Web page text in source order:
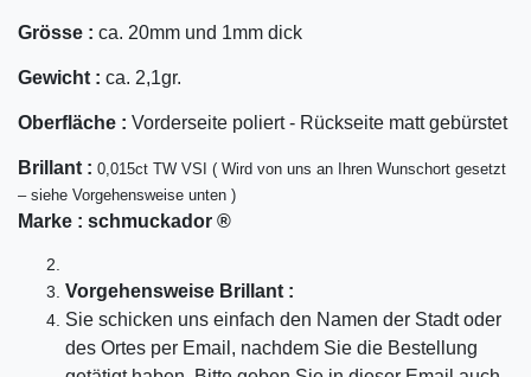
Grösse : ca. 20mm und 1mm dick
Gewicht : ca. 2,1gr.
Oberfläche : Vorderseite poliert - Rückseite matt gebürstet
Bril lant : 0,015ct TW VSI ( Wird von uns an Ihren Wunschort gesetzt
– siehe Vorgehensweise unten )
Marke : schmuckador ®
Vorgehensweise Brillant :
Sie schicken uns einfach den Namen der Stadt oder
des Ortes per Email, nachdem Sie die Bestellung